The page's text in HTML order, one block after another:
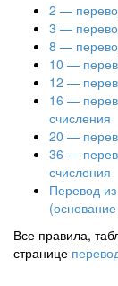
2 —
3 —
8 —
10 —
12 —
16 —
счисления
20 —
36 —
счисления
Перевод
Все правила,
странице